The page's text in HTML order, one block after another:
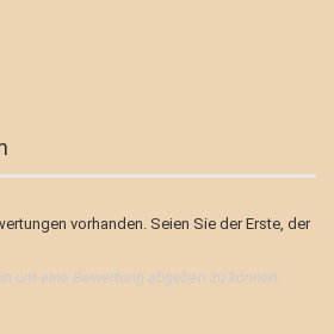
vorhanden. Seien Sie der Erste, der
um eine Bewertung abgeben zu können.